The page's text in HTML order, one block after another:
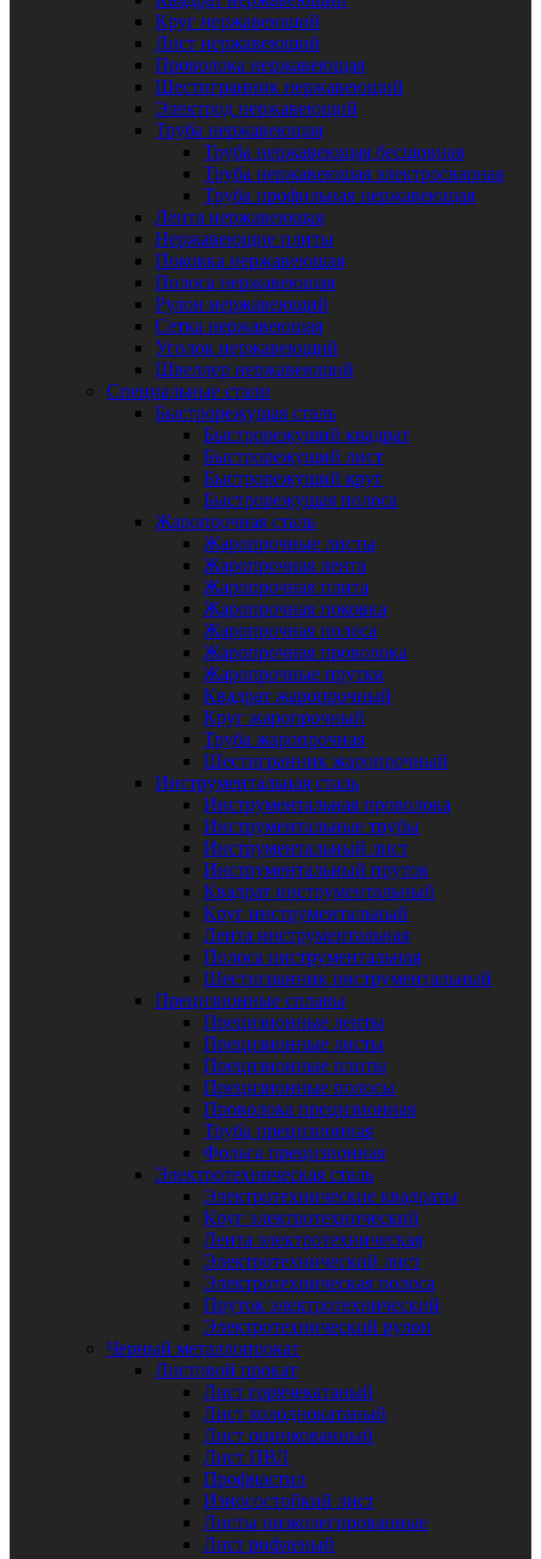
Круг нержавеющий
Лист нержавеющий
Проволока нержавеющая
Шестигранник нержавеющий
Электрод нержавеющий
Труба нержавеющая
Труба нержавеющая бесшовная
Труба нержавеющая электросварная
Труба профильная нержавеющая
Лента нержавеющая
Нержавеющие плиты
Поковка нержавеющая
Полоса нержавеющая
Рулон нержавеющий
Сетка нержавеющая
Уголок нержавеющий
Швеллер нержавеющий
Специальные стали
Быстрорежущая сталь
Быстрорежущий квадрат
Быстрорежущий лист
Быстрорежущий круг
Быстрорежущая полоса
Жаропрочная сталь
Жаропрочные листы
Жаропрочная лента
Жаропрочная плита
Жаропрочная поковка
Жаропрочная полоса
Жаропрочная проволока
Жаропрочные прутки
Квадрат жаропрочный
Круг жаропрочный
Труба жаропрочная
Шестигранник жаропрочный
Инструментальная сталь
Инструментальная проволока
Инструментальные трубы
Инструментальный лист
Инструментальный пруток
Квадрат инструментальный
Круг инструментальный
Лента инструментальная
Полоса инструментальная
Шестигранник инструментальный
Прецизионные сплавы
Прецизионные ленты
Прецизионные листы
Прецизионные плиты
Прецизионные полосы
Проволока прецизионная
Труба прецизионная
Фольга прецизионная
Электротехническая сталь
Электротехнические квадраты
Круг электротехнический
Лента электротехническая
Электротехнический лист
Электротехническая полоса
Пруток электротехнический
Электротехнический рулон
Черный металлопрокат
Листовой прокат
Лист горячекатаный
Лист холоднокатаный
Лист оцинкованный
Лист ПВЛ
Профнастил
Износостойкий лист
Листы низколегированные
Лист рифленый